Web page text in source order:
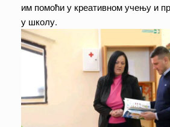
им помоћи у креативном учењу и
у школу.